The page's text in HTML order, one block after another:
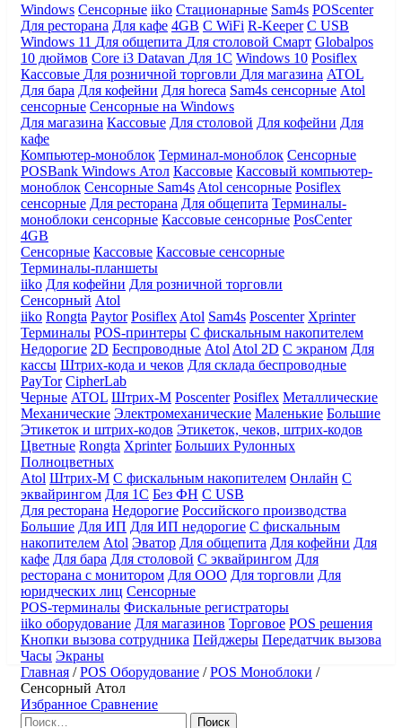
Windows Сенсорные iiko Стационарные Sam4s POScenter
Для ресторана Для кафе 4GB С WiFi R-Keeper С USB
Windows 11 Для общепита Для столовой Смарт Globalpos
10 дюймов Core i3 Datavan Для 1С Windows 10 Posiflex
Кассовые Для розничной торговли Для магазина ATOL
Для бара Для кофейни Для horeca Sam4s сенсорные Atol
сенсорные Сенсорные на Windows
Для магазина Кассовые Для столовой Для кофейни Для
кафе
Компьютер-моноблок Терминал-моноблок Сенсорные
POSBank Windows Атол Кассовые Кассовый компьютер-
моноблок Сенсорные Sam4s Atol сенсорные Posiflex
сенсорные Для ресторана Для общепита Терминалы-
моноблоки сенсорные Кассовые сенсорные PosCenter
4GB
Сенсорные Кассовые Кассовые сенсорные
Терминалы-планшеты
iiko Для кофейни Для розничной торговли
Сенсорный Atol
iiko Rongta Paytor Posiflex Atol Sam4s Poscenter Xprinter
Терминалы POS-принтеры С фискальным накопителем
Недорогие 2D Беспроводные Atol Atol 2D С экраном Для
кассы Штрих-кода и чеков Для склада беспроводные
PayTor CipherLab
Черные ATOL Штрих-М Poscenter Posiflex Металлические
Механические Электромеханические Маленькие Большие
Этикеток и штрих-кодов Этикеток, чеков, штрих-кодов
Цветные Rongta Xprinter Больших Рулонных
Полноцветных
Atol Штрих-М С фискальным накопителем Онлайн С
эквайрингом Для 1С Без ФН С USB
Для ресторана Недорогие Российского производства
Большие Для ИП Для ИП недорогие С фискальным
накопителем Atol Эватор Для общепита Для кофейни Для
кафе Для бара Для столовой С эквайрингом Для
ресторана с монитором Для ООО Для торговли Для
юридческих лиц Сенсорные
POS-терминалы Фискальные регистраторы
iiko оборудование Для магазинов Торговое POS решения
Кнопки вызова сотрудника Пейджеры Передатчик вызова
Часы Экраны
Главная /POS Оборудование /POS Моноблоки /
Сенсорный Атол
Избранное Сравнение
Найти: